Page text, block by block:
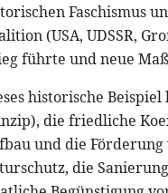
Faschismus
(USA, UDSSR,
führte und neue
historische
die friedliche
und die
die